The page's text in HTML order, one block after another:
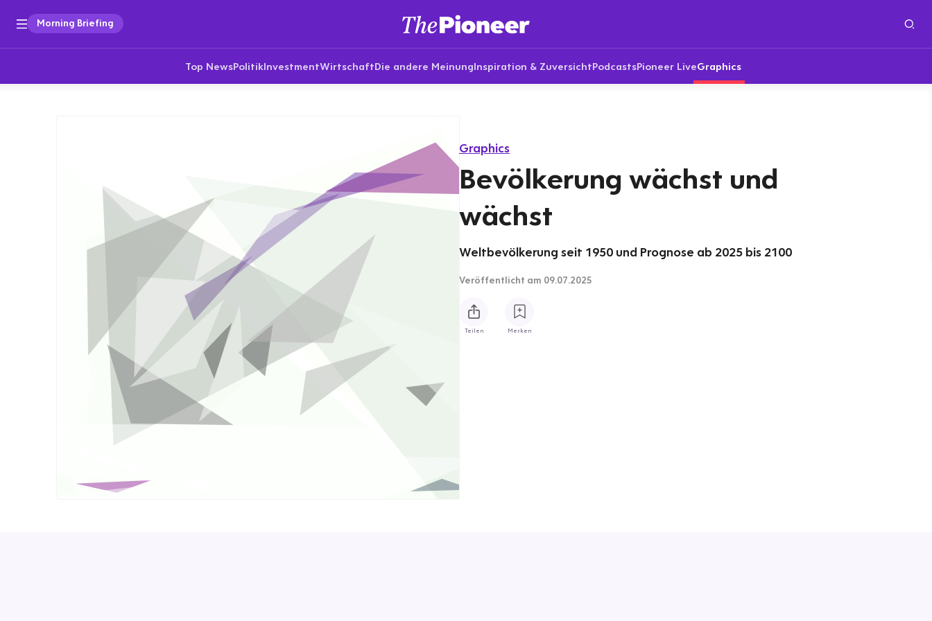
Morning Briefing
Top NewsPolitikInvestmentWirtschaftDie andere MeinungInspiration & ZuversichtPodcastsPioneer LiveGraphics
Graphics
Bevölkerung wächst und
wächst
Weltbevölkerung seit 1950 und Prognose ab 2025 bis 2100
Veröffentlicht am 09.07.2025
Teilen Merken